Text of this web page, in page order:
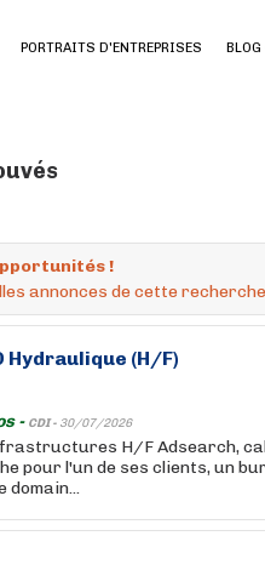
PORTRAITS D'ENTREPRISES
!
annonces de cette
Hydraulique (H/F)
- CDI - 30/07/2026
H/F Adsearch,
pour l'un de ses clients, un
domain...